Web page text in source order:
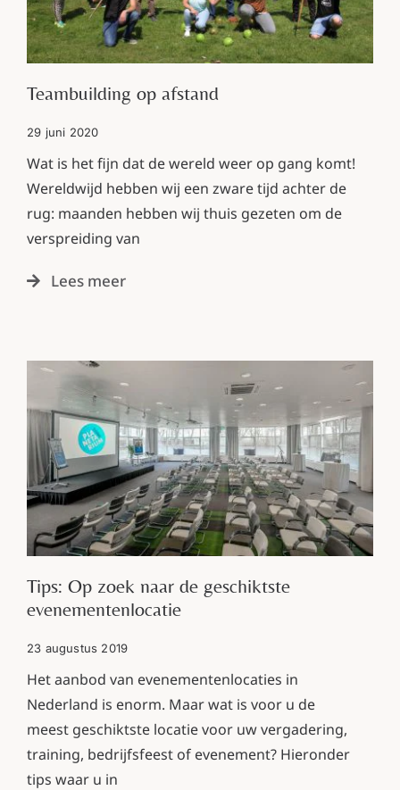
Teambuilding op afstand
29 juni 2020
Wat is het fijn dat de wereld weer op gang komt!
Wereldwijd hebben wij een zware tijd achter de
rug: maanden hebben wij thuis gezeten om de
verspreiding van
Lees meer
Tips: Op zoek naar de geschiktste
evenementenlocatie
23 augustus 2019
Het aanbod van evenementenlocaties in
Nederland is enorm. Maar wat is voor u de
meest geschiktste locatie voor uw vergadering,
training, bedrijfsfeest of evenement? Hieronder
tips waar u in